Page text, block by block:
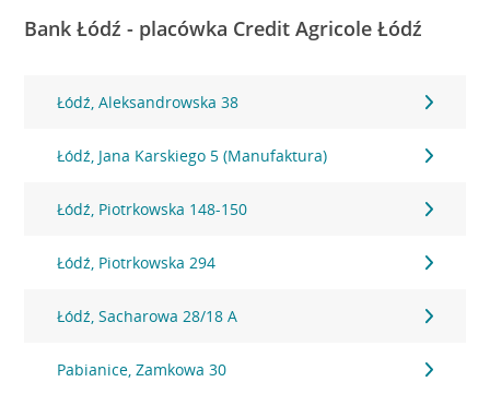
Bank Łódź - placówka Credit Agricole Łódź
Łódź, Aleksandrowska 38
Łódź, Jana Karskiego 5 (Manufaktura)
Łódź, Piotrkowska 148-150
Łódź, Piotrkowska 294
Łódź, Sacharowa 28/18 A
Pabianice, Zamkowa 30